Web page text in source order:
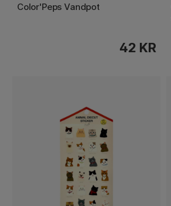
Color'Peps Vandpot
42 KR